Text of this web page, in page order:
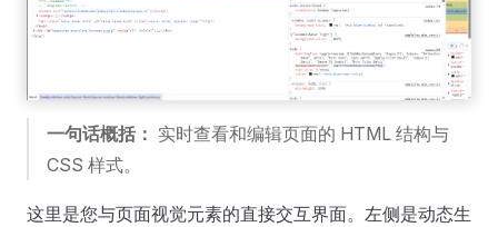
一句话概括： 实时查看和编辑页面的 HTML 结构与
CSS 样式。
这里是您与页面视觉元素的直接交互界面。左侧是动态生